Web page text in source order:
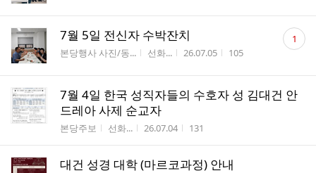
7월 5일 전신자 수박잔치
게시판명
본당행사 사진/동... 작성자
선화... 작성시간
26.07.05 조회수
105
댓
글 1
7월 4일 한국 성직자들의 수호자 성 김대건 안
드레아 사제 순교자
게시판명
본당주보 작성자
선화... 작성시간
26.07.04 조회수
131
대건 성경 대학 (마르코과정) 안내